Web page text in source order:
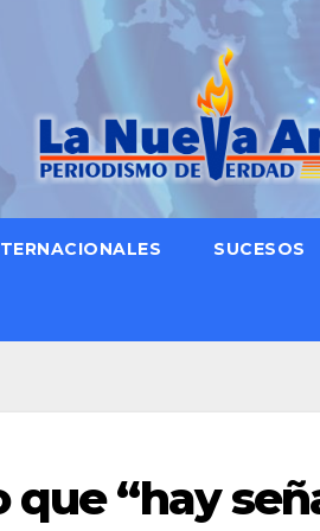
SUCESOS
“hay